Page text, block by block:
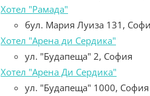
Хотел "Рамада"
бул. Мария Луиза 131,
Хотел "Арена ди Сердика"
ул. "Будапеща" 2, София
Хотел "Арена Ди Сердика"
ул. "Будапеща" 1000, София